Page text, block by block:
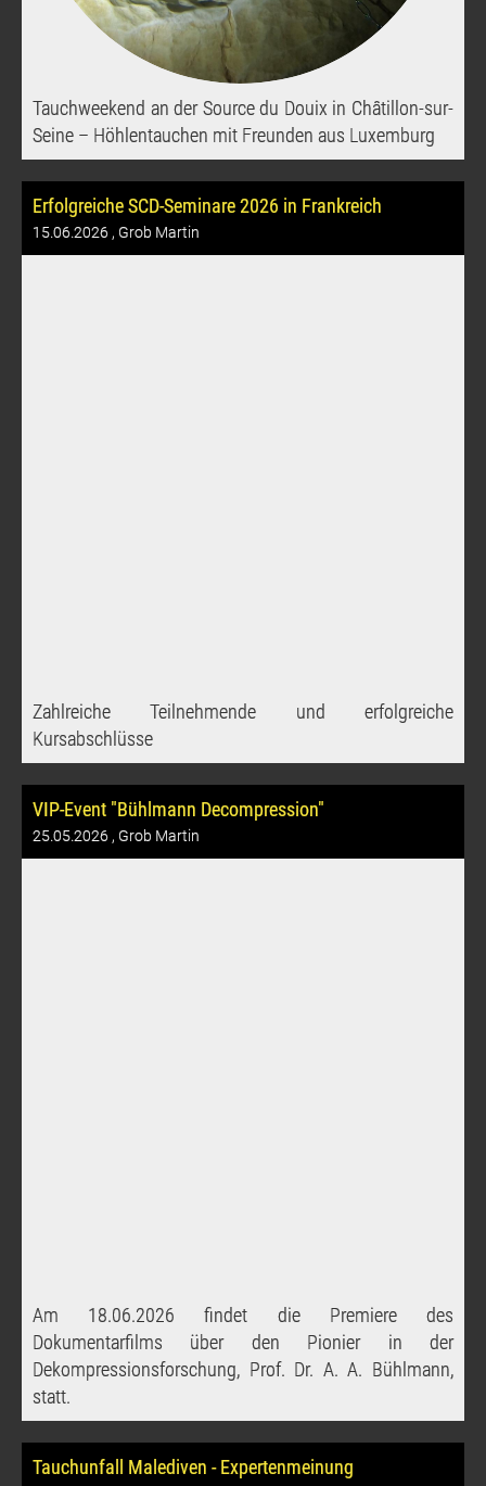
Tauchweekend an der Source du Douix in Châtillon-sur-
Seine – Höhlentauchen mit Freunden aus Luxemburg
Erfolgreiche SCD-Seminare 2026 in Frankreich
15.06.2026 , Grob Martin
Zahlreiche Teilnehmende und erfolgreiche
Kursabschlüsse
VIP-Event "Bühlmann Decompression"
25.05.2026 , Grob Martin
Am 18.06.2026 findet die Premiere des
Dokumentarfilms über den Pionier in der
Dekompressionsforschung, Prof. Dr. A. A. Bühlmann,
statt.
Tauchunfall Malediven - Expertenmeinung